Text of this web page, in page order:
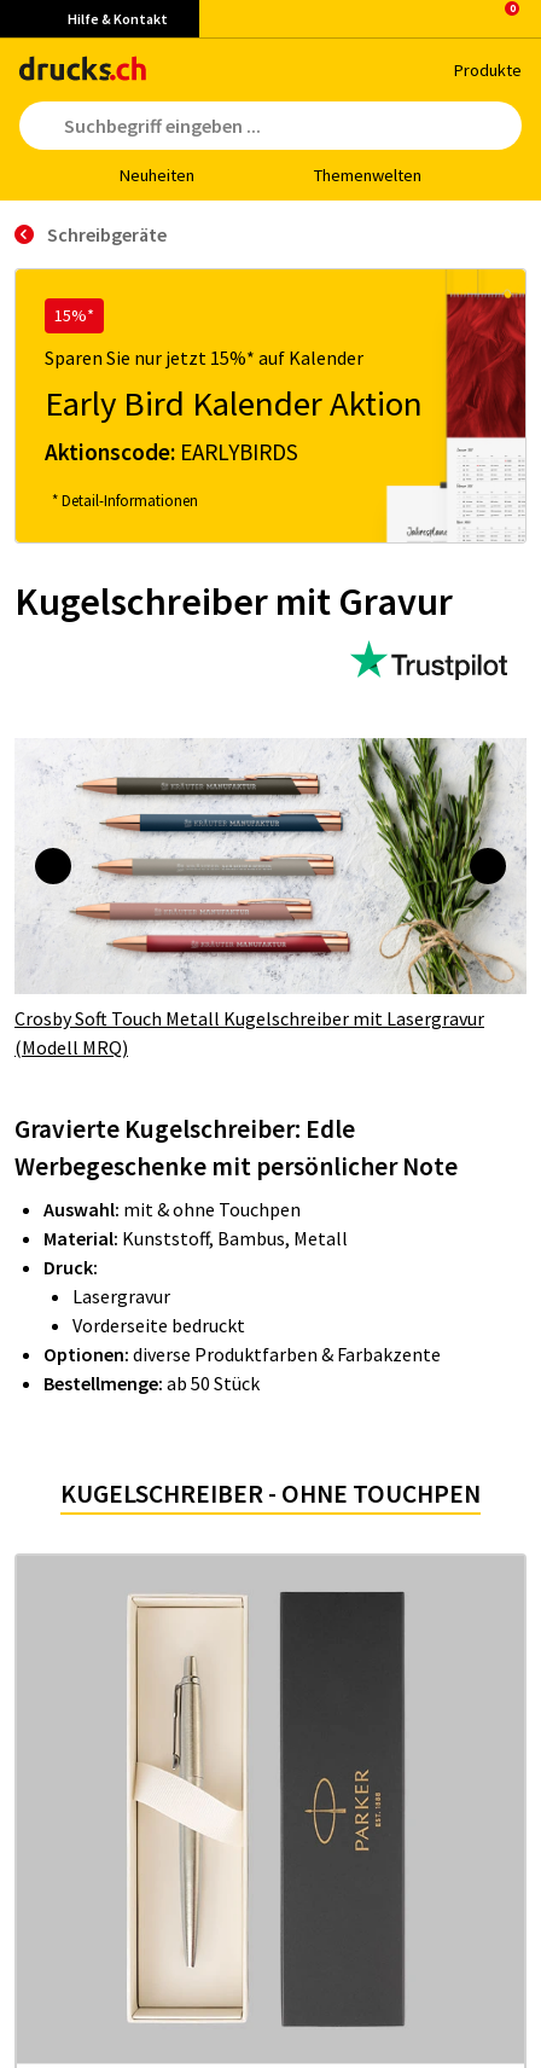
Hilfe & Kontakt
Pro­duk­te
Neu­hei­ten The­men­wel­ten
Schreibgeräte
15%*
Sparen Sie nur jetzt 15%* auf Kalender
Early Bird Kalender Aktion
Aktionscode: EARLYBIRDS
* Detail-Informationen
Kugelschreiber mit Gravur
Gravierte Kugelschreiber: Edle
Werbegeschenke mit persönlicher Note
Auswahl: mit & ohne Touchpen
Material: Kunststoff, Bambus, Metall
Druck:
Lasergravur
Vorderseite bedruckt
Optionen: diverse Produktfarben & Farbakzente
Bestellmenge: ab 50 Stück
Crosby Soft Touch Metall Kugelschreiber mit Lasergravur
(Modell MRQ)
KUGELSCHREIBER - OHNE TOUCHPEN